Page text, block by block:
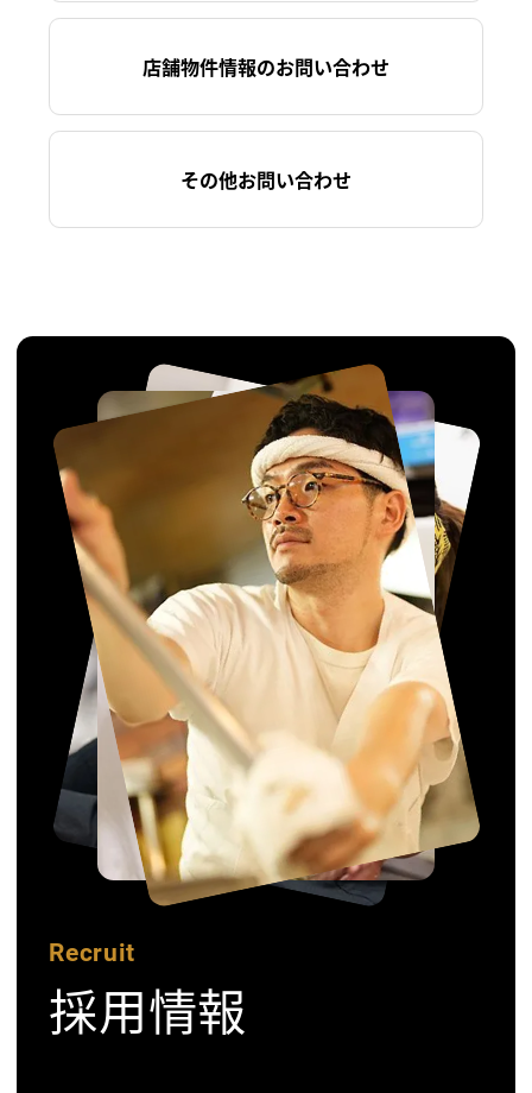
店舗物件情報のお問い合わせ
その他お問い合わせ
Recruit
採用情報